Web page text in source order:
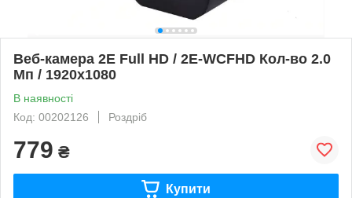
Веб-камера 2E Full HD / 2E-WCFHD Кол-во 2.0
Мп / 1920x1080
В наявності
Код: 00202126
Роздріб
779 ₴
Купити